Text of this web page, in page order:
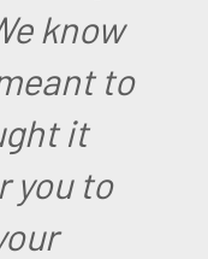
know
to
it
you to